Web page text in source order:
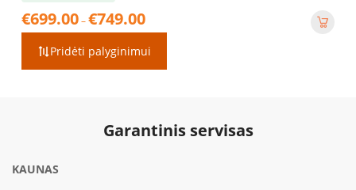
€699.00–€749.00
€699.00
through
Pridėti palyginimui
Garantinis servisas
KAUNAS